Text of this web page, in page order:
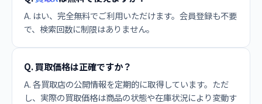
A. はい、完全無料でご利用いただけます。会員登録も不要
で、検索回数に制限はありません。
Q. 買取価格は正確ですか？
A. 各買取店の公開情報を定期的に取得しています。ただ
し、実際の買取価格は商品の状態や在庫状況により変動す